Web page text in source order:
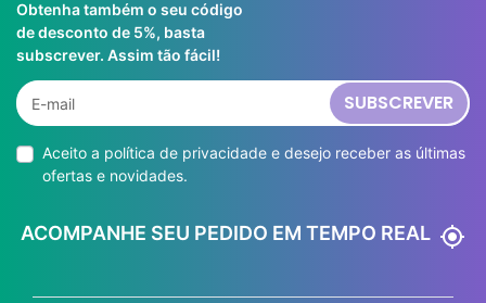
Obtenha também o seu código
de desconto de 5%, basta
subscrever. Assim tão fácil!
SUBSCREVER
Aceito a política de privacidade e desejo receber as últimas
ofertas e novidades.
ACOMPANHE SEU PEDIDO EM TEMPO REAL my_location